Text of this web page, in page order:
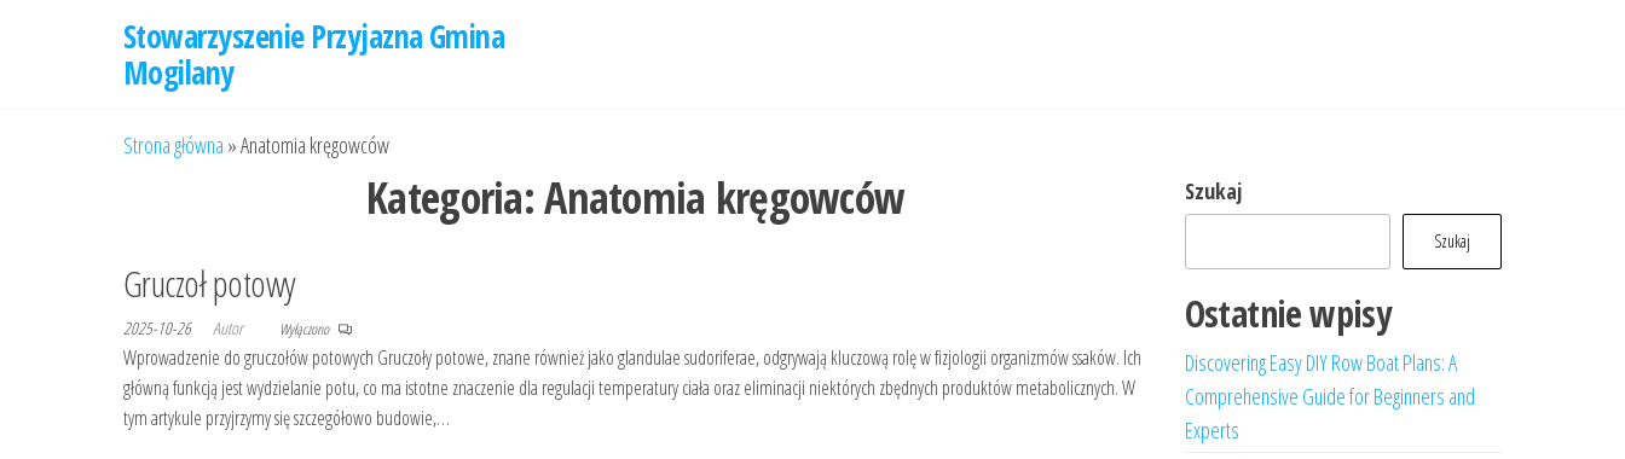
Stowarzyszenie Przyjazna Gmina
Mogilany
Strona główna »Anatomia kręgowców
Kategoria:Anatomia kręgowców
Gruczoł potowy
2025-10-26 Autor Wyłączono
Wprowadzenie do gruczołów potowych Gruczoły potowe, znane również jako glandulae sudoriferae, odgrywają kluczową rolę w fizjologii organizmów ssaków. Ich
główną funkcją jest wydzielanie potu, co ma istotne znaczenie dla regulacji temperatury ciała oraz eliminacji niektórych zbędnych produktów metabolicznych. W
tym artykule przyjrzymy się szczegółowo budowie,…
Szukaj
Szukaj
Ostatnie wpisy
Discovering Easy DIY Row Boat Plans: A
Comprehensive Guide for Beginners and
Experts